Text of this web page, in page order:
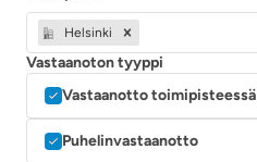
Helsinki
Vastaanoton tyyppi
Vastaanotto toimipisteessä
Puhelinvastaanotto